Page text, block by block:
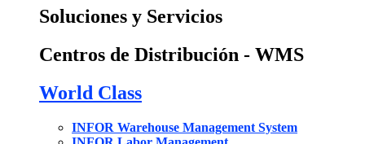
Soluciones y Servicios
Centros de Distribución - WMS
World Class
INFOR Warehouse Management System